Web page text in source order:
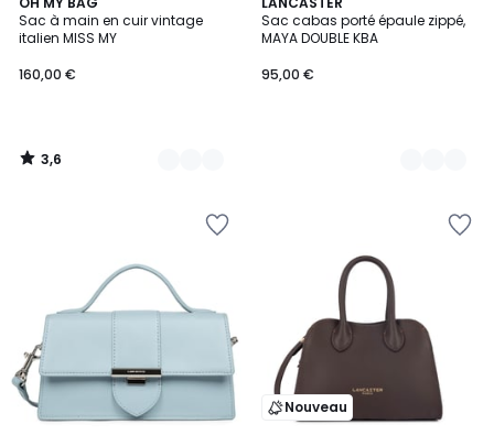
Sac à main en cuir vintage
italien MISS MY
160,00 €
/ 5
5
Couleurs
3,6
/
Sac cabas porté épaule zippé,
MAYA DOUBLE KBA
95,00 €
7
Couleurs
Nouveau